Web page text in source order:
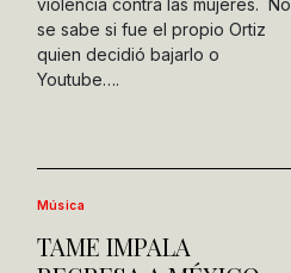
se sabe si fue el propio Ortiz
quien decidió bajarlo o
Youtube….
Música
TAME IMPALA